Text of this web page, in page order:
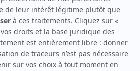
vous aider à explorer nos Communautés